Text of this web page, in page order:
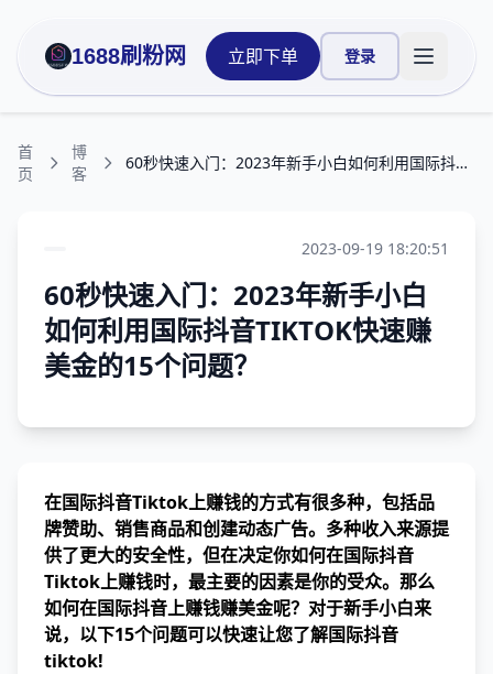
1688刷粉网 立即下单 登录 打开主
首
页
博
客
60秒快速入门：2023年新手小白如何利用国际抖音TIKTOK快速赚美金的15个问题？
2023-09-19 18:20:51
60秒快速入门：2023年新手小白
如何利用国际抖音TIKTOK快速赚
美金的15个问题？
在国际抖音Tiktok上赚钱的方式有很多种，包括品
牌赞助、销售商品和创建动态广告。多种收入来源提
供了更大的安全性，但在决定你如何在国际抖音
Tiktok上赚钱时，最主要的因素是你的受众。那么
如何在国际抖音上赚钱赚美金呢？对于新手小白来
说，以下15个问题可以快速让您了解国际抖音
tiktok!